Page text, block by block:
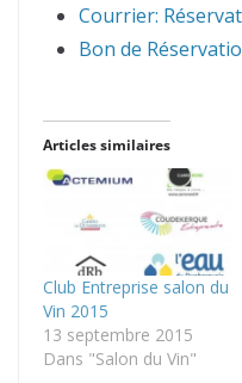
Courrier:
Bon de
Articles similaires
Club Entreprise salon du
Vin 2015
13 septembre 2015
Dans "Salon du Vin"